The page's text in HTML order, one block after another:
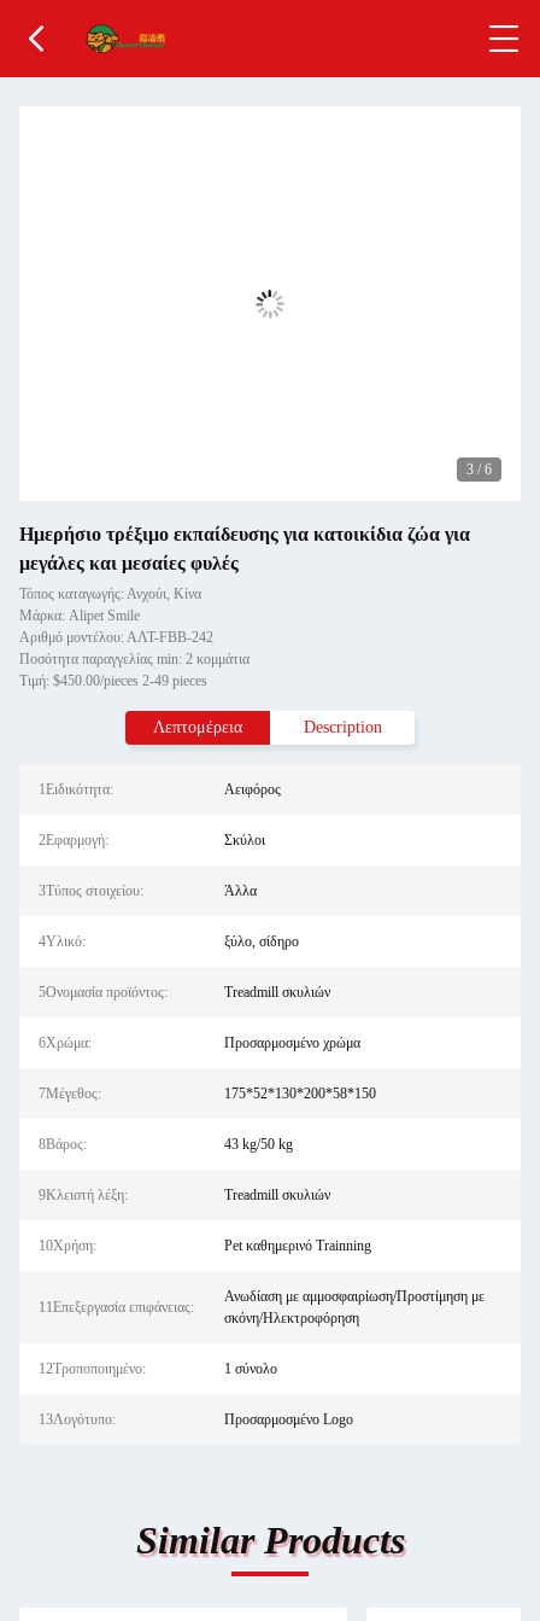
3 / 6
Ημερήσιο τρέξιμο εκπαίδευσης για κατοικίδια ζώα για
μεγάλες και μεσαίες φυλές
Τόπος καταγωγής: Ανχούι, Κίνα
Μάρκα: Alipet Smile
Αριθμό μοντέλου: ΑΛΤ-FBB-242
Ποσότητα παραγγελίας min: 2 κομμάτια
Τιμή: $450.00/pieces 2-49 pieces
Λεπτομέρεια Description
1Ειδικότητα: Αειφόρος
2Εφαρμογή: Σκύλοι
3Τύπος στοιχείου: Άλλα
4Υλικό: ξύλο, σίδηρο
5Ονομασία προϊόντος: Treadmill σκυλιών
6Χρώμα: Προσαρμοσμένο χρώμα
7Μέγεθος: 175*52*130*200*58*150
8Βάρος: 43 kg/50 kg
9Κλειστή λέξη: Treadmill σκυλιών
10Χρήση: Pet καθημερινό Trainning
11Επεξεργασία επιφάνειας:
Ανωδίαση με αμμοσφαιρίωση/Προστίμηση με
σκόνη/Ηλεκτροφόρηση
12Τροποποιημένο: 1 σύνολο
13Λογότυπο: Προσαρμοσμένο Logo
Similar Products